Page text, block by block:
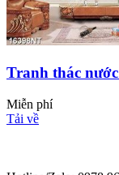
Tranh thác
Miễn phí
Tải về